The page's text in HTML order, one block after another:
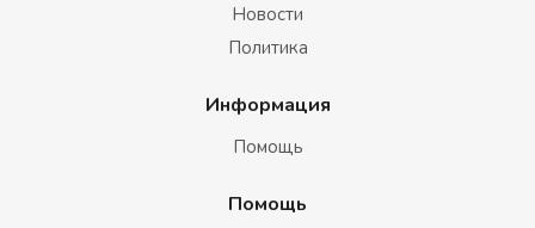
Новости
Политика
Информация
Помощь
Помощь